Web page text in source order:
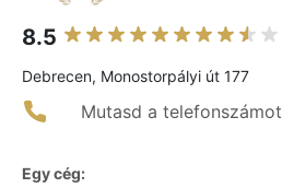
8.5
Debrecen, Monostorpályi út 177
Mutasd a telefonszámot
Egy cég: